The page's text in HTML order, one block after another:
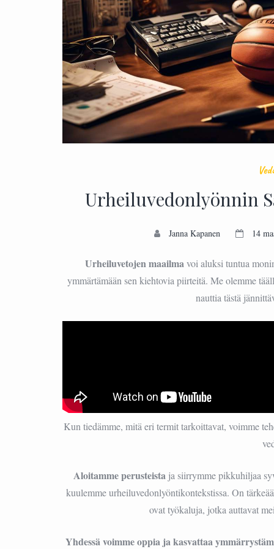
Urheiluvedonlyönnin
Janna Kapanen 14
Urheiluvetojen maailmavoi aluksi tuntua
ymmärtämään sen kiehtovia piirteitä. Me olemme
nauttia tästä
Kun tiedämme, mitä eri termit tarkoittavat, voimme
Aloitamme perusteistaja siirrymme pikkuhiljaa
kuulemme urheiluvedonlyöntikontekstissa. On
ovat työkaluja, jotka auttavat
Yhdessä voimme oppia ja kasvattaa